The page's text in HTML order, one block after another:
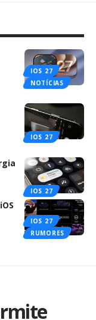
IOS 27
NOTÍCIAS
IOS 27
IOS 27
IOS 27
RUMORES